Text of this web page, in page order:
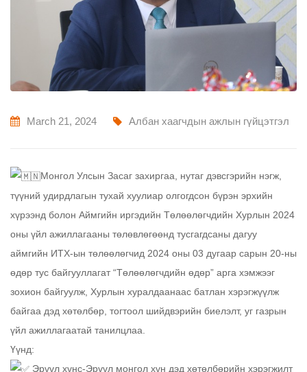
March 21, 2024 Албан хаагчдын ажлын гүйцэтгэл
Монгол Улсын Засаг захиргаа, нутаг дэвсгэрийн нэгж,
түүний удирдлагын тухай хуулиар олгогдсон бүрэн эрхийн
хүрээнд болон Аймгийн иргэдийн Төлөөлөгчдийн Хурлын 2024
оны үйл ажиллагааны төлөвлөгөөнд тусгагдсаны дагуу
аймгийн ИТХ-ын төлөөлөгчид 2024 оны 03 дугаар сарын 20-ны
өдөр тус байгууллагат “Төлөөлөгчдийн өдөр” арга хэмжээг
зохион байгуулж, Хурлын хуралдаанаас батлан хэрэгжүүлж
байгаа дэд хөтөлбөр, тогтоол шийдвэрийн биелэлт, уг газрын
үйл ажиллагаатай танилцлаа.
Үүнд:
Эрүүл хүнс-Эрүүл монгол хүн дэд хөтөлбөрийн хэрэгжилт